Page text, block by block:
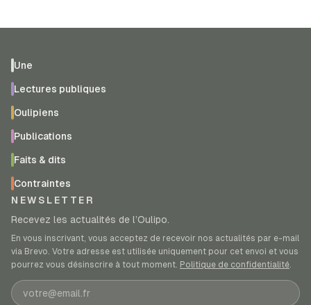
Une
Lectures publiques
Oulipiens
Publications
Faits & dits
Contraintes
NEWSLETTER
Recevez les actualités de l’Oulipo.
En vous inscrivant, vous acceptez de recevoir nos actualités par e-mail
via Brevo. Votre adresse est utilisée uniquement pour cet envoi et vous
pourrez vous désinscrire à tout moment. Politique de confidentialité.
Adresse e-mail